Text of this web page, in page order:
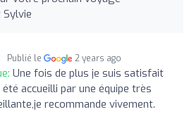
Sylvie
Publié le 2 years ago
Une fois de plus je suis satisfait
accueilli par une équipe très
recommande vivement.